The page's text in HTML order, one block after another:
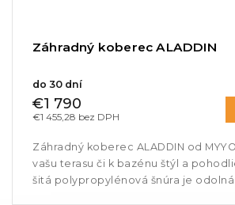
Záhradný koberec ALADDIN
do 30 dní
€1 455,28 bez DPH
€1 790
Záhradný koberec ALADDIN od
vašu terasu či k bazénu štýl a
šitá polypropylénová šnúra je odolná